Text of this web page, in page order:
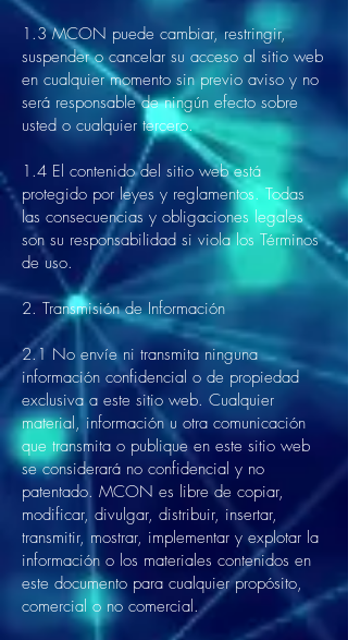
1.3 MCON puede cambiar, restringir,
suspender o cancelar su acceso al sitio web
en cualquier momento sin previo aviso y no
será responsable de ningún efecto sobre
usted o cualquier tercero.
1.4 El contenido del sitio web está
protegido por leyes y reglamentos. Todas
las consecuencias y obligaciones legales
son su responsabilidad si viola los Términos
de uso.
2. Transmisión de Información
2.1 No envíe ni transmita ninguna
información confidencial o de propiedad
exclusiva a este sitio web. Cualquier
material, información u otra comunicación
que transmita o publique en este sitio web
se considerará no confidencial y no
patentado. MCON es libre de copiar,
modificar, divulgar, distribuir, insertar,
transmitir, mostrar, implementar y explotar la
información o los materiales contenidos en
este documento para cualquier propósito,
comercial o no comercial.